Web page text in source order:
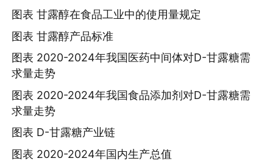
图表 甘露醇在食品工业中的使用量规定
图表 甘露醇产品标准
图表 2020-2024年我国医药中间体对D-甘露糖需
求量走势
图表 2020-2024年我国食品添加剂对D-甘露糖需
求量走势
图表 D-甘露糖产业链
图表 2020-2024年国内生产总值